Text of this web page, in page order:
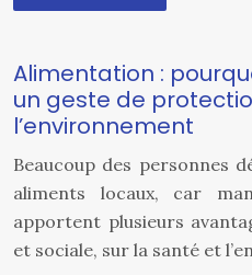
Alimentation :
un geste de
l’environnement
Beaucoup des personnes
aliments locaux, car
apportent plusieurs
et sociale, sur la santé et